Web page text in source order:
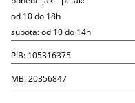
od 10 do 18h
subota: od 10 do 14h
PIB: 105316375
MB: 20356847